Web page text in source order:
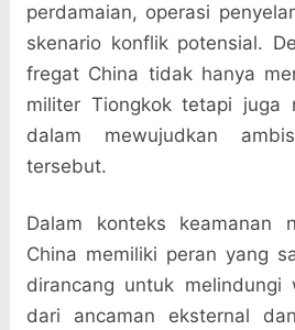
perdamaian, operasi
skenario konflik potensial.
fregat China tidak hanya
militer Tiongkok tetapi juga
dalam mewujudkan
tersebut.
Dalam konteks keamanan
China memiliki peran yang
dirancang untuk melindungi
dari ancaman eksternal